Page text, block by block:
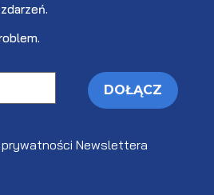
Newslettera